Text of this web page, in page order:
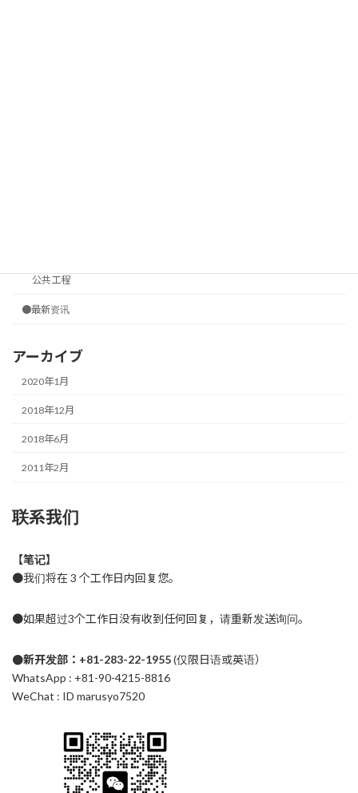
公共工程
●最新资讯
アーカイブ
2020年1月
2018年12月
2018年6月
2011年2月
联系我们
【笔记】
●我们将在 3 个工作日内回复您。
●如果超过3个工作日没有收到任何回复，请重新发送询问。
●新开发部：+81-283-22-1955(仅限日语或英语）
WhatsApp : +81-90-4215-8816
WeChat : ID marusyo7520